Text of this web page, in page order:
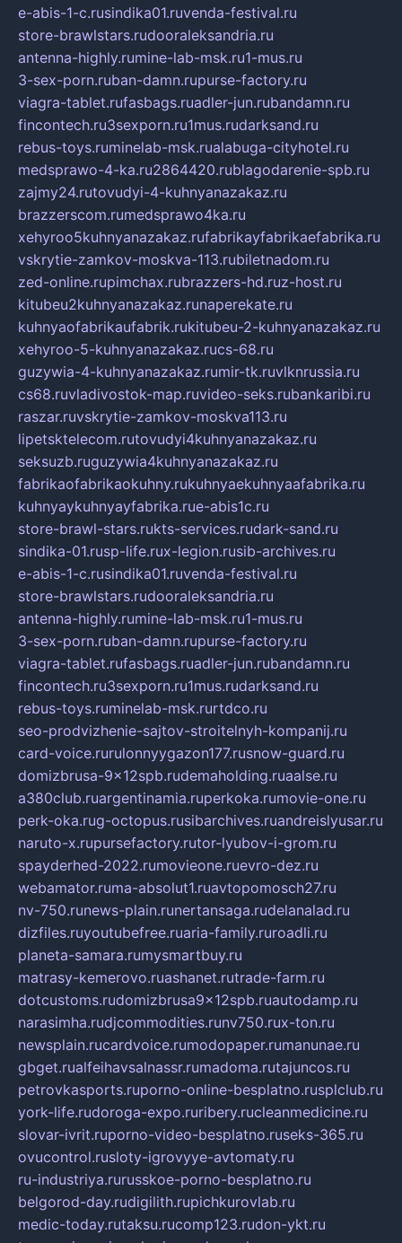
e-abis-1-c.rusindika01.ruvenda-festival.ru
store-brawlstars.rudooraleksandria.ru
antenna-highly.rumine-lab-msk.ru1-mus.ru
3-sex-porn.ruban-damn.rupurse-factory.ru
viagra-tablet.rufasbags.ruadler-jun.rubandamn.ru
fincontech.ru3sexporn.ru1mus.rudarksand.ru
rebus-toys.ruminelab-msk.rualabuga-cityhotel.ru
medsprawo-4-ka.ru2864420.rublagodarenie-spb.ru
zajmy24.rutovudyi-4-kuhnyanazakaz.ru
brazzerscom.rumedsprawo4ka.ru
xehyroo5kuhnyanazakaz.rufabrikayfabrikaefabrika.ru
vskrytie-zamkov-moskva-113.rubiletnadom.ru
zed-online.rupimchax.rubrazzers-hd.ruz-host.ru
kitubeu2kuhnyanazakaz.runaperekate.ru
kuhnyaofabrikaufabrik.rukitubeu-2-kuhnyanazakaz.ru
xehyroo-5-kuhnyanazakaz.rucs-68.ru
guzywia-4-kuhnyanazakaz.rumir-tk.ruvlknrussia.ru
cs68.ruvladivostok-map.ruvideo-seks.rubankaribi.ru
raszar.ruvskrytie-zamkov-moskva113.ru
lipetsktelecom.rutovudyi4kuhnyanazakaz.ru
seksuzb.ruguzywia4kuhnyanazakaz.ru
fabrikaofabrikaokuhny.rukuhnyaekuhnyaafabrika.ru
kuhnyaykuhnyayfabrika.rue-abis1c.ru
store-brawl-stars.rukts-services.rudark-sand.ru
sindika-01.rusp-life.rux-legion.rusib-archives.ru
e-abis-1-c.rusindika01.ruvenda-festival.ru
store-brawlstars.rudooraleksandria.ru
antenna-highly.rumine-lab-msk.ru1-mus.ru
3-sex-porn.ruban-damn.rupurse-factory.ru
viagra-tablet.rufasbags.ruadler-jun.rubandamn.ru
fincontech.ru3sexporn.ru1mus.rudarksand.ru
rebus-toys.ruminelab-msk.rurtdco.ru
seo-prodvizhenie-sajtov-stroitelnyh-kompanij.ru
card-voice.rurulonnyygazon177.rusnow-guard.ru
domizbrusa-9x12spb.rudemaholding.ruaalse.ru
a380club.ruargentinamia.ruperkoka.rumovie-one.ru
perk-oka.rug-octopus.rusibarchives.ruandreislyusar.ru
naruto-x.rupursefactory.rutor-lyubov-i-grom.ru
spayderhed-2022.rumovieone.ruevro-dez.ru
webamator.ruma-absolut1.ruavtopomosch27.ru
nv-750.runews-plain.runertansaga.rudelanalad.ru
dizfiles.ruyoutubefree.ruaria-family.ruroadli.ru
planeta-samara.rumysmartbuy.ru
matrasy-kemerovo.ruashanet.rutrade-farm.ru
dotcustoms.rudomizbrusa9x12spb.ruautodamp.ru
narasimha.rudjcommodities.runv750.rux-ton.ru
newsplain.rucardvoice.rumodopaper.rumanunae.ru
gbget.rualfeihavsalnassr.rumadoma.rutajuncos.ru
petrovkasports.ruporno-online-besplatno.rusplclub.ru
york-life.rudoroga-expo.ruribery.rucleanmedicine.ru
slovar-ivrit.ruporno-video-besplatno.ruseks-365.ru
ovucontrol.rusloty-igrovyye-avtomaty.ru
ru-industriya.rurusskoe-porno-besplatno.ru
belgorod-day.rudigilith.rupichkurovlab.ru
medic-today.rutaksu.rucomp123.rudon-ykt.ru